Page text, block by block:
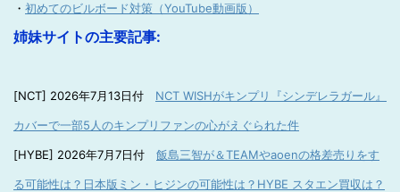
・ 初めてのビルボード対策（YouTube動画版）
姉妹サイトの主要記事:
[NCT] 2026年7月13日付 NCT WISHがキンプリ『シンデレラガール』
カバーで一部5人のキンプリファンの心がえぐられた件
[HYBE] 2026年7月7日付 飯島三智が＆TEAMやaoenの格差売りをす
る可能性は？日本版ミン・ヒジンの可能性は？HYBE スタエン買収は？